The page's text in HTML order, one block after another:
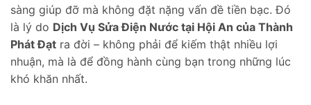
sàng giúp đỡ mà không đặt nặng vấn đề tiền bạc. Đó
là lý do Dịch Vụ Sửa Điện Nước tại Hội An của Thành
Phát Đạt ra đời – không phải để kiếm thật nhiều lợi
nhuận, mà là để đồng hành cùng bạn trong những lúc
khó khăn nhất.